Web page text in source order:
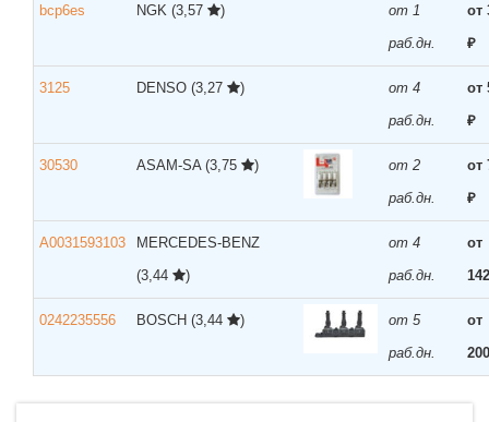
bcp6es NGK (3,57 )
от 1
раб.дн.
от
₽
3125 DENSO (3,27 )
от 4
раб.дн.
от
₽
30530 ASAM-SA (3,75 )
от 2
раб.дн.
от
₽
A0031593103
MERCEDES-BENZ
(3,44
)
от 4
раб.дн.
от
0242235556 BOSCH (3,44 )
от 5
раб.дн.
от